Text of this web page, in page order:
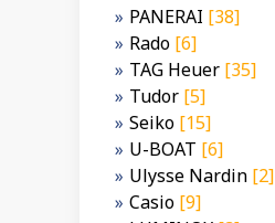
PANERAI [38]
Rado [6]
TAG Heuer [35]
Tudor [5]
Seiko [15]
U-BOAT [6]
Ulysse Nardin [2]
Casio [9]